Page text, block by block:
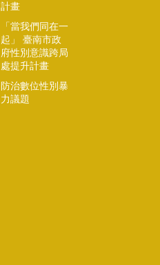
計畫
「當我們同在一
起」 臺南市政
府性別意識跨局
處提升計畫
防治數位性別暴
力議題